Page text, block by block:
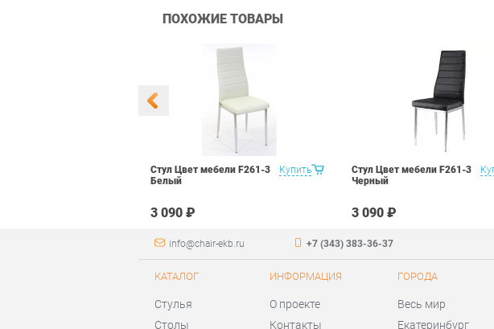
ПОХОЖИЕ ТОВАРЫ
Купить
Стул Цвет мебели F261-3
Белый
3 090 ₽
Стул Цвет мебели F261-3
Черный
3 090 ₽
info@chair-ekb.ru +7 (343) 383-36-37
КАТАЛОГ
Стулья
Столы
ИНФОРМАЦИЯ
О проекте
Контакты
ГОРОДА
Весь мир
Екатеринбург